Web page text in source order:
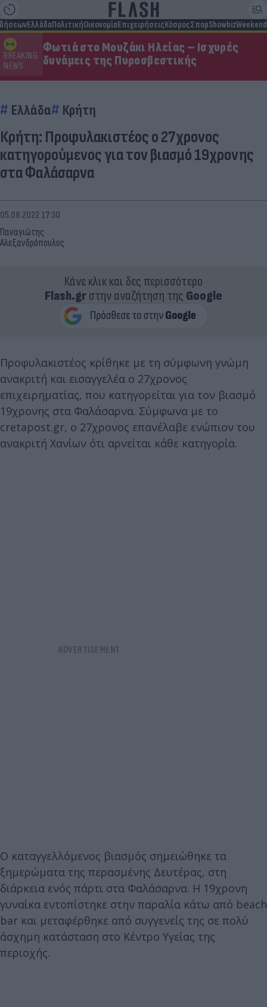
ΕλλάδαΠολιτικήΟικονομίαΕπιχειρήσειςΚόσμοςΣπορShowbizWeekend
BREAKING
NEWS
Φωτιά στο Μουζάκι Ηλείας – Ισχυρές
δυνάμεις της Πυροσβεστικής
Ελλάδα Κρήτη
Κρήτη: Προφυλακιστέος ο 27χρονος
κατηγορούμενος για τον βιασμό 19χρονης
στα Φαλάσαρνα
Παναγιώτης
Αλεξανδρόπουλος
05.08.2022 17:30
Κάνε κλικ και δες περισσότερο
Flash.grστην αναζήτηση της Google
Προφυλακιστέος κρίθηκε με τη σύμφωνη γνώμη
ανακριτή και εισαγγελέα ο 27χρονος
επιχειρηματίας, που κατηγορείται για τον βιασμό
19χρονης στα Φαλάσαρνα. Σύμφωνα με το
cretapost.gr, ο 27χρονος επανέλαβε ενώπιον του
ανακριτή Χανίων ότι αρνείται κάθε κατηγορία.
Ο καταγγελλόμενος βιασμός σημειώθηκε τα
ξημερώματα της περασμένης Δευτέρας, στη
διάρκεια ενός πάρτι στα Φαλάσαρνα. Η 19χρονη
γυναίκα εντοπίστηκε στην παραλία κάτω από beach
bar και μεταφέρθηκε από συγγενείς της σε πολύ
άσχημη κατάσταση στο Κέντρο Υγείας της
περιοχής.